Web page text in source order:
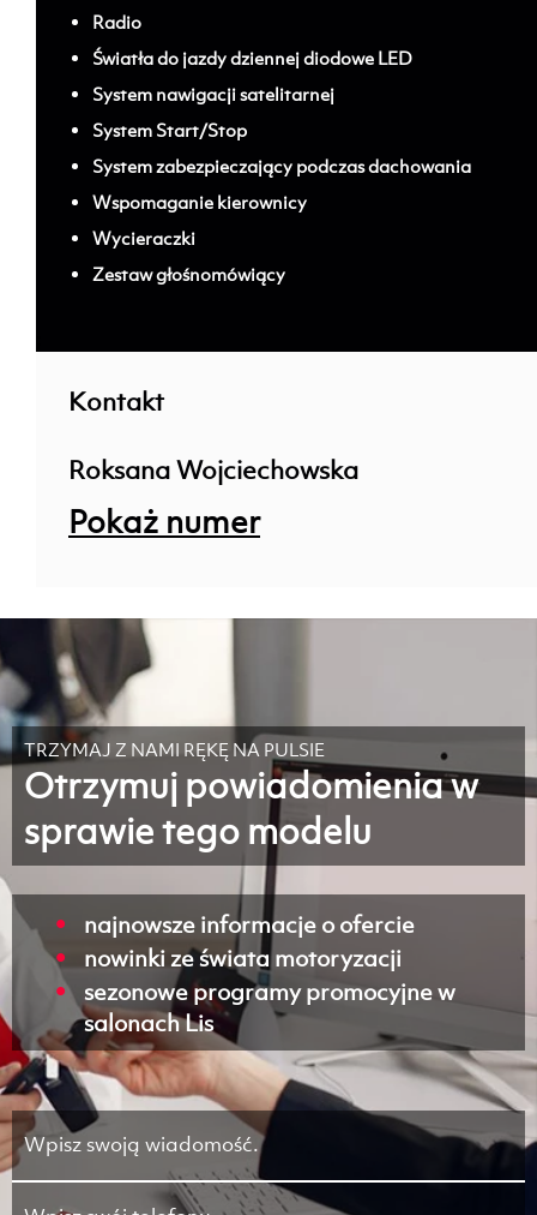
Radio
Światła do jazdy dziennej diodowe LED
System nawigacji satelitarnej
System Start/Stop
System zabezpieczający podczas dachowania
Wspomaganie kierownicy
Wycieraczki
Zestaw głośnomówiący
Kontakt
Roksana Wojciechowska
Pokaż numer
TRZYMAJ Z NAMI RĘKĘ NA PULSIE
Otrzymuj powiadomienia w
sprawie tego modelu
najnowsze informacje o ofercie
nowinki ze świata motoryzacji
sezonowe programy promocyjne w
salonach Lis